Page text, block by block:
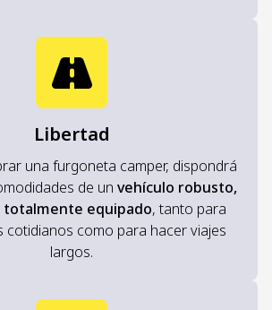
Libertad
una furgoneta camper, dispondrá
de un vehículo robusto,
equipado, tanto para
cotidianos como para hacer viajes
largos.